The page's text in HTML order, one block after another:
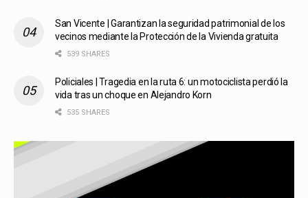
San Vicente | Garantizan la seguridad patrimonial de los
vecinos mediante la Protección de la Vivienda gratuita
539 SHARES
Policiales | Tragedia en la ruta 6: un motociclista perdió la
vida tras un choque en Alejandro Korn
535 SHARES